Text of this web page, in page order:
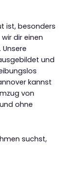
ist, besonders
dir einen
und
kannst
von
ohne
suchst,